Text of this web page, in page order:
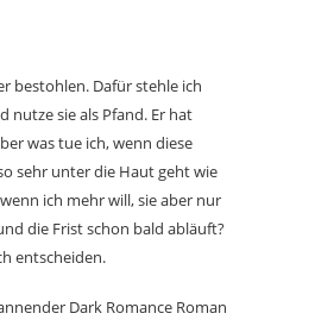
bestohlen. Dafür stehle ich
nutze sie als Pfand. Er hat
was tue ich, wenn diese
sehr unter die Haut geht wie
ich mehr will, sie aber nur
die Frist schon bald abläuft?
entscheiden.
Dark Romance Roman